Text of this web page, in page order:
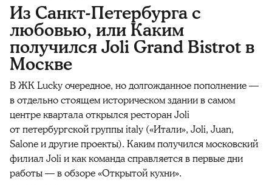
Из Санкт-Петербурга с
любовью, или Каким
получился Joli Grand Bistrot в
Москве
В ЖК Lucky очередное, но долгожданное пополнение —
в отдельно стоящем историческом здании в самом
центре квартала открылся ресторан Joli
от петербургской группы italy («Итали», Joli, Juan,
Salone и другие проекты). Каким получился московский
филиал Joli и как команда справляется в первые дни
работы — в обзоре «Открытой кухни».